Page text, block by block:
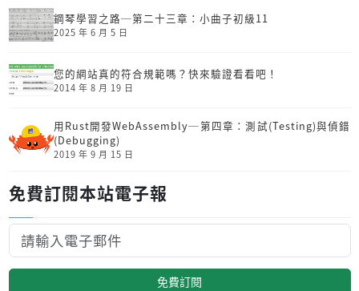
鋼琴學習之路─第二十三章：小曲子初級11
2025 年 6 月 5 日
您的網站真的符合規範嗎？快來驗證看看吧！
2014 年 8 月 19 日
用Rust開發Web­Assembly─第四章：測試(Testing)與偵錯
(Debugging)
2019 年 9 月 15 日
免費訂閱本站電子報
免費訂閱